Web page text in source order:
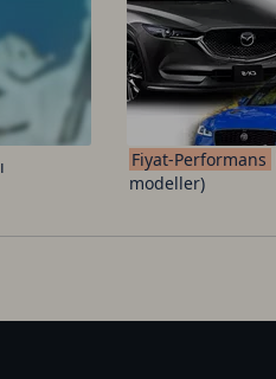
Fiyat-Performans
modeller)